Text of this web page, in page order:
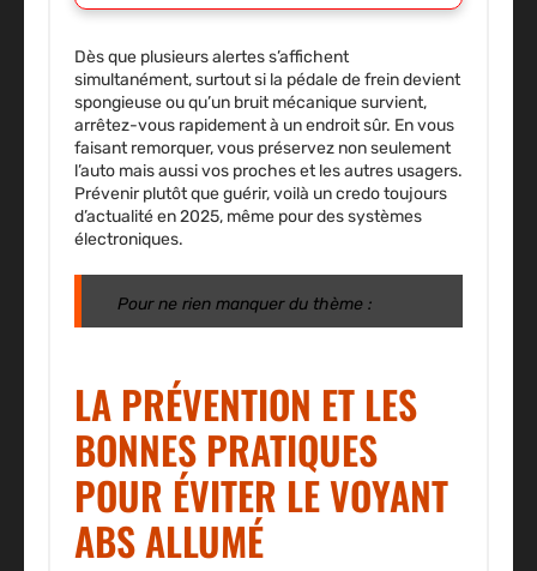
Dès que plusieurs alertes s’affichent
simultanément, surtout si la pédale de frein devient
spongieuse ou qu’un bruit mécanique survient,
arrêtez-vous rapidement à un endroit sûr. En vous
faisant remorquer, vous préservez non seulement
l’auto mais aussi vos proches et les autres usagers.
Prévenir plutôt que guérir, voilà un credo toujours
d’actualité en 2025, même pour des systèmes
électroniques.
Pour ne rien manquer du thème :
LA PRÉVENTION ET LES
BONNES PRATIQUES
POUR ÉVITER LE VOYANT
ABS ALLUMÉ